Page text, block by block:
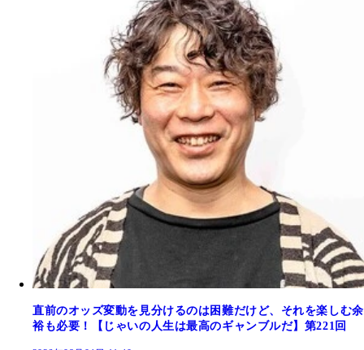
直前のオッズ変動を見分けるのは困難だけど、それを楽しむ余
裕も必要！【じゃいの人生は最高のギャンブルだ】第221回